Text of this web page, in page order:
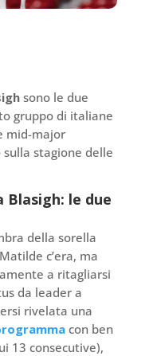
sono le due
gruppo di italiane
mid-major
stagione delle
le due
della sorella
c’era, ma
a ritagliarsi
da leader a
rivelata una
con ben
13 consecutive),